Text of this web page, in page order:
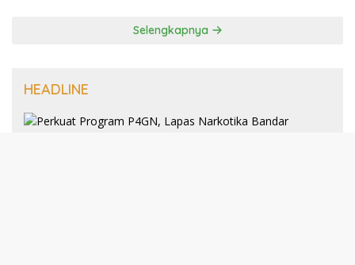
Selengkapnya
HEADLINE